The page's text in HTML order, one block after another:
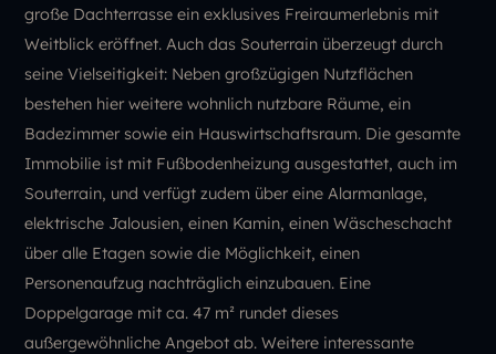
große Dachterrasse ein exklusives Freiraumerlebnis mit
Weitblick eröffnet. Auch das Souterrain überzeugt durch
seine Vielseitigkeit: Neben großzügigen Nutzflächen
bestehen hier weitere wohnlich nutzbare Räume, ein
Badezimmer sowie ein Hauswirtschaftsraum. Die gesamte
Immobilie ist mit Fußbodenheizung ausgestattet, auch im
Souterrain, und verfügt zudem über eine Alarmanlage,
elektrische Jalousien, einen Kamin, einen Wäscheschacht
über alle Etagen sowie die Möglichkeit, einen
Personenaufzug nachträglich einzubauen. Eine
Doppelgarage mit ca. 47 m² rundet dieses
außergewöhnliche Angebot ab. Weitere interessante